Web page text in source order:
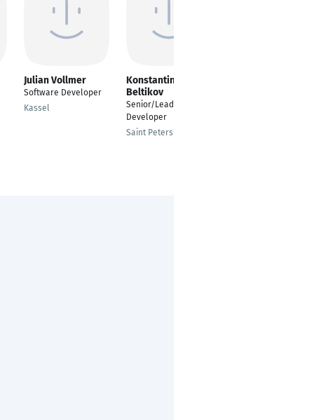
Julian Vollmer
Software Developer
Kassel
Konstantin
Beltikov
Senior/Lead Software
Developer
Saint Petersburg